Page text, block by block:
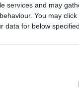
services and may
You may
data for below
από το
στο 4-1